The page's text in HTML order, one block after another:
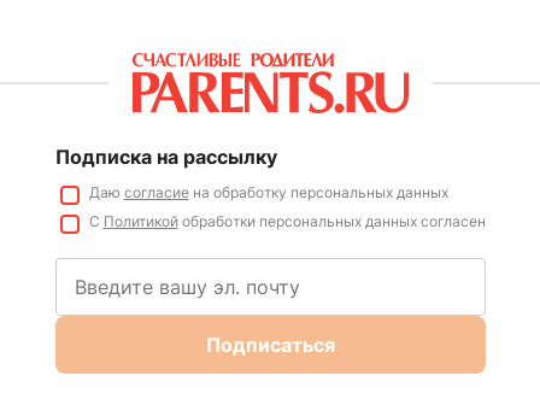
Подписка на рассылку
Даю согласиена обработку персональных данных
С Политикойобработки персональных данных согласен
Подписаться